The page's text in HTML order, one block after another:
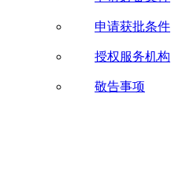
申请获批条件
授权服务机构
敬告事项